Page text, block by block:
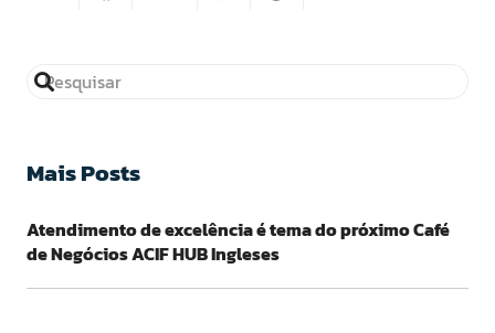
Mais Posts
Atendimento de excelência é tema do próximo Café
de Negócios ACIF HUB Ingleses